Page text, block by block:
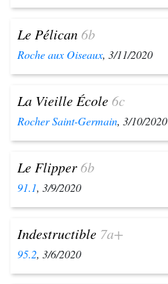
Le Pélican6b
Roche aux Oiseaux, 3/11/2020
La Vieille École6c
Rocher Saint-Germain, 3/10/2020
Le Flipper6b
91.1, 3/9/2020
Indestructible 7a+
95.2, 3/6/2020